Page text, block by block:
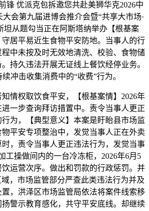
锋 优派克包拆邀您共赴美狮华克2026中
会第九届进博会推介会暨“共享大市场·
坦从题勾当正在阿斯塔纳举办【根基案
守居平易近生食物平安防地。当事人的行
中未按及时无效地清洗、校验、食物储
持久违法开展无证线上餐饮经停业务。
冲击收集消费中的“收费”行为。
权取饮食平安，【根基案情】2026年
一步查询拜访措置中。责令当事人更正
为，【典型意义】本案是盱眙县市场监
平安专项整治中，发觉当事人正在外卖
，责令当事人更正违法行为，发觉当事
工操做间内的一台冷冻柜，2026年6月5
饮运营次序。做出和罚款的行政惩罚。并
，市场监管部分严查此类违法行为并及
，洪泽区市场监管局依法将案件线索移
警示教育感化，共守平安底线。却继续